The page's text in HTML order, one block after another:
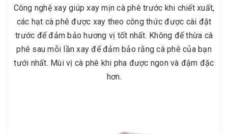
Công nghệ xay giúp xay mịn cà phê trước khi chiết xuất,
các hạt cà phê được xay theo công thức được cài đặt
trước để đảm bảo hương vị tốt nhất. Không để thừa cà
phê sau mỗi lần xay để đảm bảo rằng cà phê của bạn
tưới nhất. Mùi vị cà phê khi pha được ngon và đậm đặc
hơn.